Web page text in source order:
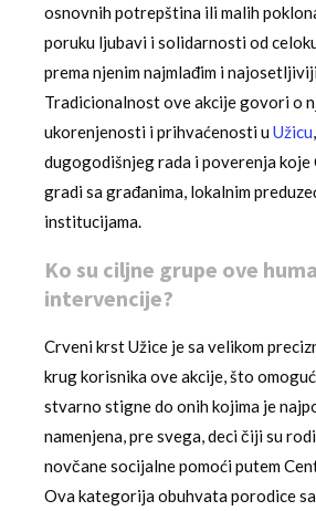
osnovnih potrepština ili malih
poruku ljubavi i solidarnosti od
prema njenim najmlađim i
Tradicionalnost ove akcije govori o
ukorenjenosti i prihvaćenosti uUžicu
dugogodišnjeg rada i poverenja koje
gradi sa građanima, lokalnim
institucijama.
Ko su ciljne grupe ove
intervencije?
Crveni krst Užice je sa velikom
krug korisnika ove akcije, što
stvarno stigne do onih kojima je
namenjena, pre svega, deci čiji su
novčane socijalne pomoći putem
Ova kategorija obuhvata porodice